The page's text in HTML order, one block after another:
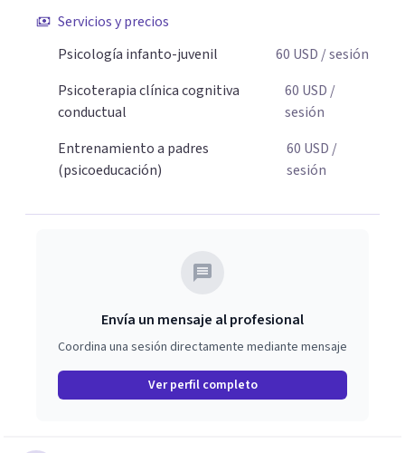
timidez, la rebeldía o dificultades escolares, así como a
educar sin perder la paciencia ni el control. Si estás listo
para dar el primer paso hacia una convivencia familiar
más armoniosa, agenda tu sesión y empecemos a
Servicios y precios
Psicología infanto-juvenil
60 USD / sesión
Psicoterapia clínica cognitiva
conductual
60 USD /
sesión
Entrenamiento a padres
(psicoeducación)
60 USD /
sesión
Envía un mensaje al profesional
Coordina una sesión directamente mediante mensaje
Ver perfil completo